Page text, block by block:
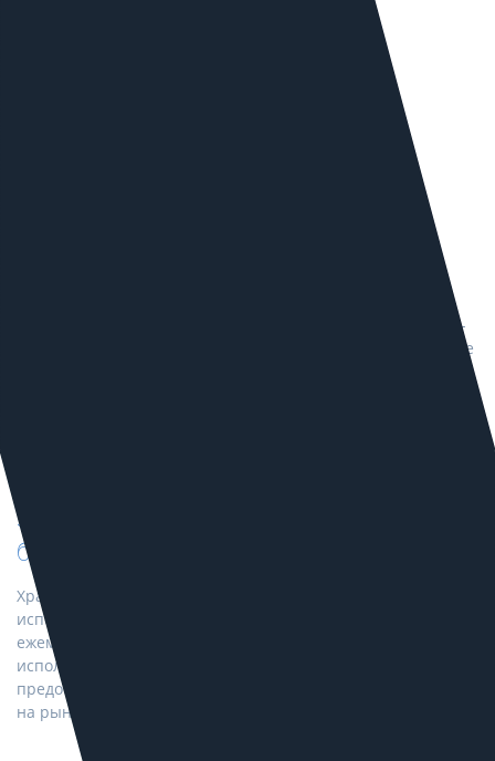
конкретного заказчика с учетом особенностей его бизнес-
процессов. Это позволяет собирать точные и релевантные
Экономия, надежность и
безопасность
Хранение и визуализация данных организованы с
использованием сервисов Google с минимальными
ежемесячными платежами. Для сбора и стриминга данных
используются наши собственные сервисы, которые мы
предоставляем по ценам в разы меньше представленных
на рынке.